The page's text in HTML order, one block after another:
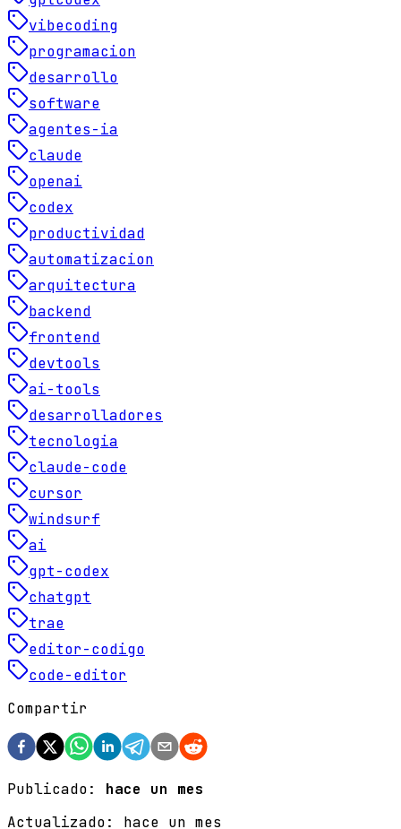
vibecoding
programacion
desarrollo
software
agentes-ia
claude
openai
codex
productividad
automatizacion
arquitectura
backend
frontend
devtools
ai-tools
desarrolladores
tecnologia
claude-code
cursor
windsurf
ai
gpt-codex
chatgpt
trae
editor-codigo
code-editor
Compartir
Publicado:
hace un mes
Actualizado: hace un mes